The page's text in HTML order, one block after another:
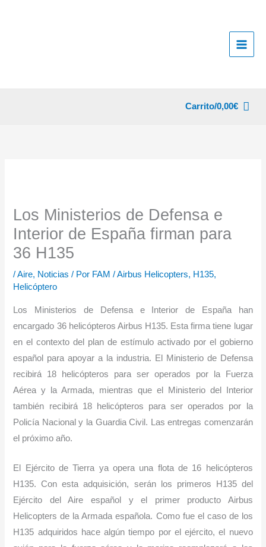
Carrito/0,00€
Los Ministerios de Defensa e
Interior de España firman para
36 H135
/Aire, Noticias / Por FAM/Airbus Helicopters, H135,
Helicóptero
Los Ministerios de Defensa e Interior de España han
encargado 36 helicópteros Airbus H135. Esta firma tiene lugar
en el contexto del plan de estímulo activado por el gobierno
español para apoyar a la industria. El Ministerio de Defensa
recibirá 18 helicópteros para ser operados por la Fuerza
Aérea y la Armada, mientras que el Ministerio del Interior
también recibirá 18 helicópteros para ser operados por la
Policía Nacional y la Guardia Civil. Las entregas comenzarán
el próximo año.
El Ejército de Tierra ya opera una flota de 16 helicópteros
H135. Con esta adquisición, serán los primeros H135 del
Ejército del Aire español y el primer producto Airbus
Helicopters de la Armada española. Como fue el caso de los
H135 adquiridos hace algún tiempo por el ejército, el nuevo